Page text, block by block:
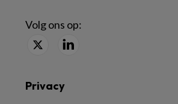
Volg ons op:
Privacy